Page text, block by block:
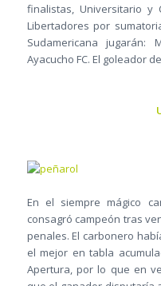
finalistas, Universitario y
Libertadores por
Sudamericana jugarán:
Ayacucho FC. El goleador
En el siempre mágico
consagró campeón tras
penales. El carbonero
el mejor en tabla
Apertura, por lo que en